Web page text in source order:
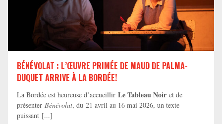
BÉNÉVOLAT : L’ŒUVRE PRIMÉE DE MAUD DE PALMA-
DUQUET ARRIVE À LA BORDÉE!
La Bordée est heureuse d’accueillir Le Tableau Noir et de
présenter Bénévolat, du 21 avril au 16 mai 2026, un texte
puissant [...]